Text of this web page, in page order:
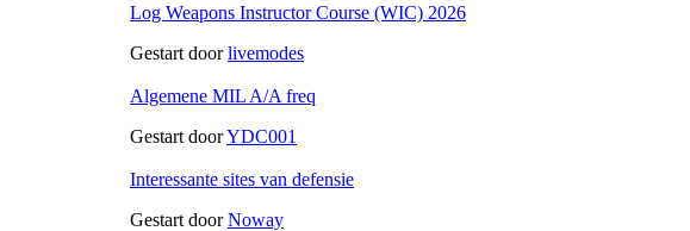
Log Weapons Instructor Course (WIC) 2026
Gestart doorlivemodes
Algemene MIL A/A freq
Gestart doorYDC001
Interessante sites van defensie
Gestart doorNoway